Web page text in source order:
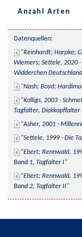
Anzahl Arten
Datenquellen:
Reinhardt; Harpke;
Wiemers; Settele, 2020
Widderchen
Nash; Boyd;
Kolligs, 2003 -
Tagfalter, Dickkopffalter
Asher, 2001 -
Settele, 1999 - Die
Ebert; Rennwald,
Band 1, Tagfalter I
Ebert; Rennwald,
Band 2, Tagfalter II